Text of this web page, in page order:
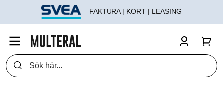
FAKTURA | KORT | LEASING